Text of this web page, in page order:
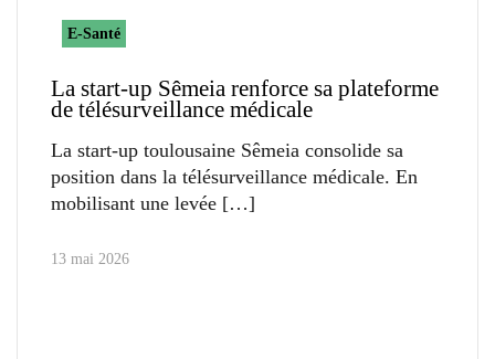
E-Santé
La start-up Sêmeia renforce sa plateforme
de télésurveillance médicale
La start-up toulousaine Sêmeia consolide sa
position dans la télésurveillance médicale. En
mobilisant une levée
13 mai 2026